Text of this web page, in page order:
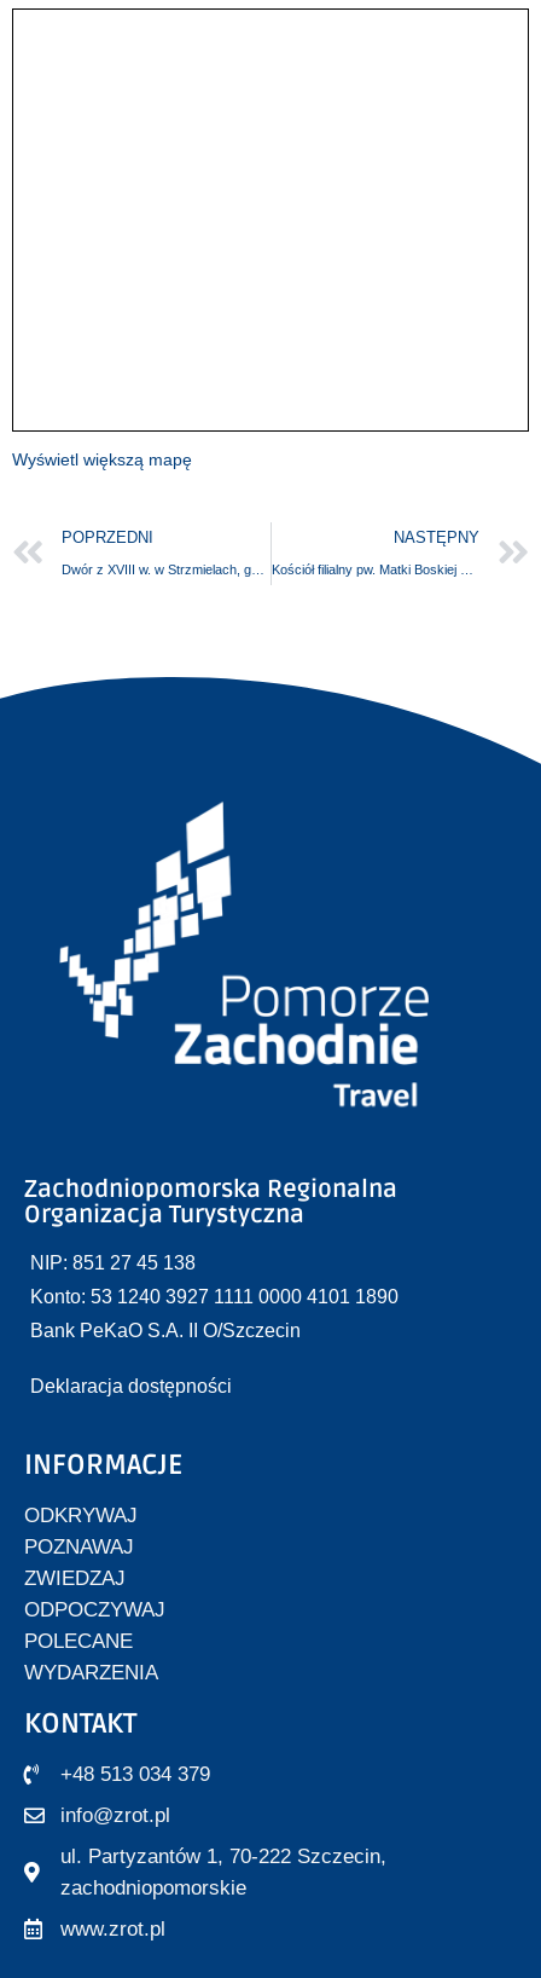
Wyświetl większą mapę
POPRZEDNI NASTĘPNY
Zachodniopomorska Regionalna
Organizacja Turystyczna
NIP: 851 27 45 138
Konto: 53 1240 3927 1111 0000 4101 1890
Bank PeKaO S.A. II O/Szczecin
Deklaracja dostępności
INFORMACJE
ODKRYWAJ
POZNAWAJ
ZWIEDZAJ
ODPOCZYWAJ
POLECANE
WYDARZENIA
KONTAKT
+48 513 034 379
info@zrot.pl
ul. Partyzantów 1, 70-222 Szczecin,
zachodniopomorskie
www.zrot.pl